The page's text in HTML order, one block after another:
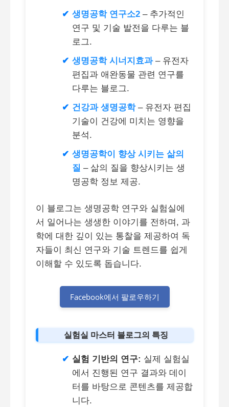
생명공학 연구소2 – 추가적인
연구 및 기술 발전을 다루는 블
로그.
생명공학 시너지효과– 유전자
편집과 애완동물 관련 연구를
다루는 블로그.
건강과 생명공학– 유전자 편집
기술이 건강에 미치는 영향을
분석.
생명공학이 향상 시키는 삶의
질 – 삶의 질을 향상시키는 생
명공학 정보 제공.
이 블로그는 생명공학 연구와 실험실에
서 일어나는 생생한 이야기를 전하며, 과
학에 대한 깊이 있는 통찰을 제공하여 독
자들이 최신 연구와 기술 트렌드를 쉽게
이해할 수 있도록 돕습니다.
Facebook에서 팔로우하기
실험실 마스터 블로그의 특징
실험 기반의 연구: 실제 실험실
에서 진행된 연구 결과와 데이
터를 바탕으로 콘텐츠를 제공합
니다.